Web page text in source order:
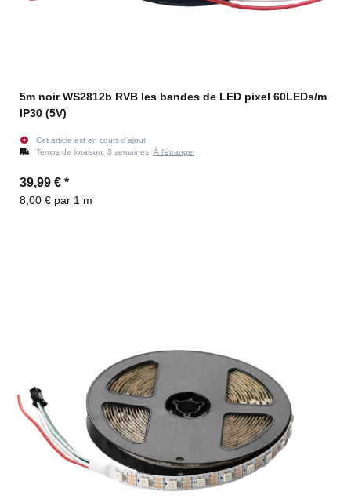
5m noir WS2812b RVB les bandes de LED pixel 60LEDs/m
IP30 (5V)
Cet article est en cours d'ajout
Temps de livraison: 3 semaines À l'étranger
39,99 € *
8,00 € par 1 m